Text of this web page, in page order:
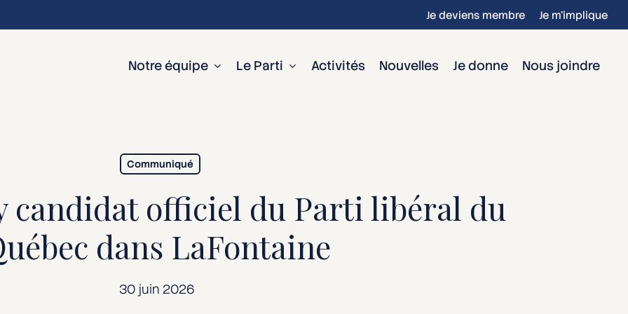
Je deviens membre Je m’implique
Notre équipe Le Parti Activités Nouvelles Je donne Nous joindre
Communiqué
candidat officiel du Parti libéral du
dans LaFontaine
30 juin 2026